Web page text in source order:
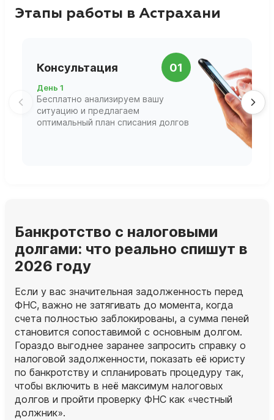
Этапы работы в Астрахани
Консультация 01
День 1
Бесплатно анализируем вашу
ситуацию и предлагаем
оптимальный план списания долгов
Банкротство с налоговыми
долгами: что реально спишут в
2026 году
Если у вас значительная задолженность перед
ФНС, важно не затягивать до момента, когда
счета полностью заблокированы, а сумма пеней
становится сопоставимой с основным долгом.
Гораздо выгоднее заранее запросить справку о
налоговой задолженности, показать её юристу
по банкротству и спланировать процедуру так,
чтобы включить в неё максимум налоговых
долгов и пройти проверку ФНС как «честный
должник».